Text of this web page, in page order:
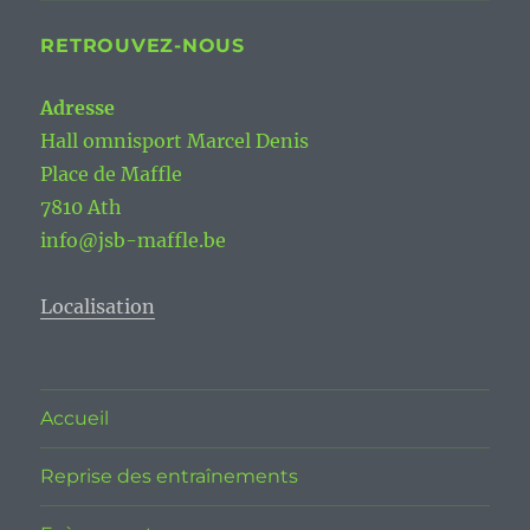
RETROUVEZ-NOUS
Adresse
Hall omnisport Marcel Denis
Place de Maffle
7810 Ath
info@jsb-maffle.be
Localisation
Accueil
Reprise des entraînements